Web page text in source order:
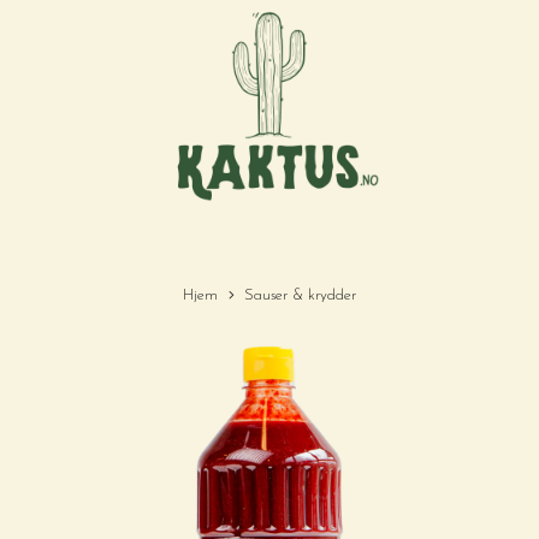
Hjem Sauser & krydder